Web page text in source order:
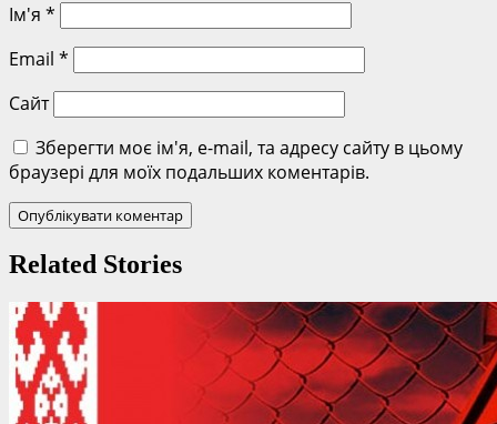
Ім'я *
Email *
Сайт
Зберегти моє ім'я, e-mail, та адресу сайту в цьому
браузері для моїх подальших коментарів.
Related Stories